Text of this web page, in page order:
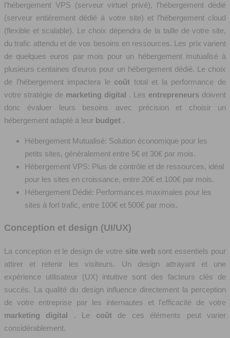
l’hébergement VPS (serveur virtuel privé), l’hébergement dédié
(serveur entièrement dédié à votre site) et l’hébergement cloud
(flexible et scalable). Le choix dépendra de la taille de votre site,
du trafic attendu et de vos besoins en ressources. Les prix varient
de quelques euros par mois pour un hébergement mutualisé à
plusieurs centaines d’euros pour un hébergement dédié. Le choix
de l’hébergement impactera le coût total et la performance de
votre stratégie de marketing digital . Les entrepreneurs doivent
donc évaluer leurs besoins avec précision et choisir un
hébergement adapté à leur budget .
Hébergement Mutualisé: Solution économique pour les
petits sites, généralement entre 5€ et 30€ par mois.
Hébergement VPS: Plus de contrôle et de ressources, idéal
pour les sites en croissance, entre 20€ et 100€ par mois.
Hébergement Dédié: Performances maximales pour les
sites à fort trafic, entre 100€ et 500€ par mois.
Conception et design (UI/UX)
La conception et le design de votre site web sont essentiels pour
attirer et retenir les visiteurs. Un design attrayant et une
expérience utilisateur (UX) intuitive sont des facteurs clés de
succès. La qualité du design influence directement la perception
de votre entreprise par les internautes et l’efficacité de votre
marketing digital . Le coût de ces éléments peut varier
considérablement.